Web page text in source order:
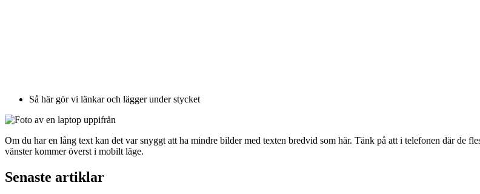
Så här gör vi länkar och lägger under stycket
Om du har en lång text kan det var snyggt att ha mindre bilder med texten bredvid som här. Tänk på att i telefonen där de
vänster kommer överst i mobilt läge.
Senaste artiklar